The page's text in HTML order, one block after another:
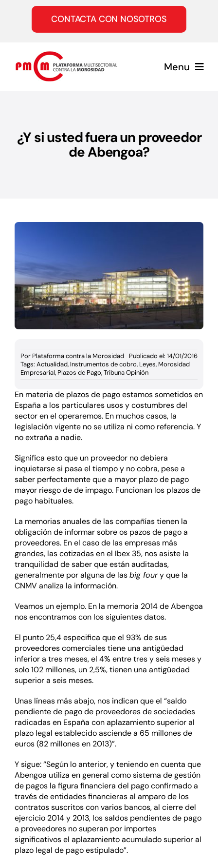
contenido
CONTACTA CON NOSOTROS
Menu
Quiénes somos
Prensa
Blog
¿Y si usted fuera un proveedor
de Abengoa?
Por Plataforma contra la Morosidad
Publicado el: 14/01/2016
Tags: Actualidad, Instrumentos de cobro, Leyes, Morosidad
Empresarial, Plazos de Pago,Tribuna Opinión
En materia de plazos de pago estamos sometidos en
España a los particulares usos y costumbres del
sector en el operaremos. En muchos casos, la
legislación vigente no se utiliza ni como referencia. Y
no extraña a nadie.
Significa esto que un proveedor no debiera
inquietarse si pasa el tiempo y no cobra, pese a
saber perfectamente que a mayor plazo de pago
mayor riesgo de de impago. Funcionan los plazos de
pago habituales.
La memorias anuales de las compañías tienen la
obligación de informar sobre os pazos de pago a
proveedores. En el caso de las empresas más
grandes, las cotizadas en el Ibex 35, nos asiste la
tranquilidad de saber que están auditadas,
generalmente por alguna de lasbig foury que la
CNMV analiza la información.
Veamos un ejemplo. En la memoria 2014 de Abengoa
nos encontramos con los siguientes datos.
El punto 25,4 especifica que el 93% de sus
proveedores comerciales tiene una antigüedad
inferior a tres meses, el 4% entre tres y seis meses y
solo 102 millones, un 2,5%, tienen una antigüedad
superior a seis meses.
Unas líneas más abajo, nos indican que el “saldo
pendiente de pago de proveedores de sociedades
radicadas en España con aplazamiento superior al
plazo legal establecido asciende a 65 millones de
euros (82 millones en 2013)”.
Y sigue: “Según lo anterior, y teniendo en cuenta que
Abengoa utiliza en general como sistema de gestión
de pagos la figura financiera del pago confirmado a
través de entidades financieras al amparo de los
contratos suscritos con varios bancos, al cierre del
ejercicio 2014 y 2013, los saldos pendientes de pago
a proveedores no superan por importes
significativos el aplazamiento acumulado superior al
plazo legal de pago estipulado”.